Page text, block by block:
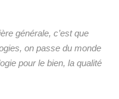
générale, c’est que
on passe du monde
pour le bien, la qualité